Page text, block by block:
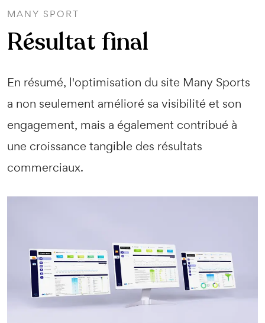
MANY SPORT
Résultat final
En résumé, l'optimisation du site Many Sports
a non seulement amélioré sa visibilité et son
engagement, mais a également contribué à
une croissance tangible des résultats
commerciaux.